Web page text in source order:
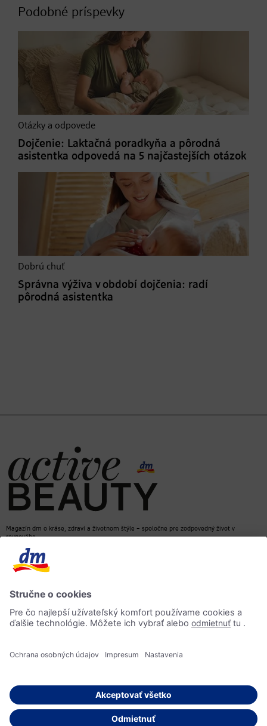
Podobné príspevky
Otázky a odpovede
Dojčenie: Laktačná poradkyňa a pôrodná
asistentka odpovedá na 5 najčastejších otázok
Dobrú chuť
Správna výživa v období dojčenia: radí
pôrodná asistentka
Magazín dm o kráse, zdraví a životnom štýle – spoločne pre zodpovedný život v
rovnováhe
© 2026 dm drogerie markt, spol. s r.o.